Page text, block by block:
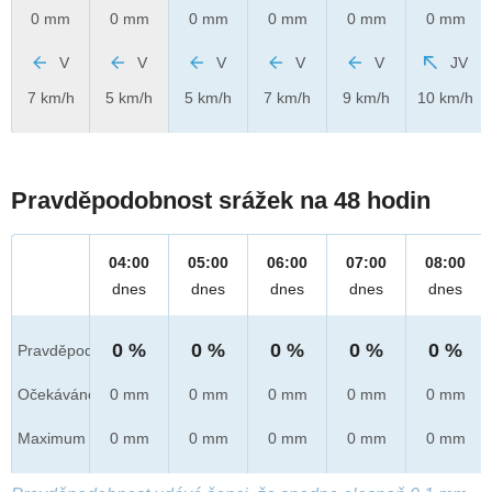
0 mm
V
7 km/h
0 mm
V
5 km/h
0 mm
V
5 km/h
0 mm
V
7 km/h
0 mm
V
9 km/h
0 mm
JV
10 km/h
Pravděpodobnost srážek na 48 hodin
Pravděpod.
Očekáváno
Maximum
04:00
dnes
0 %
0 mm
0 mm
05:00
dnes
0 %
0 mm
0 mm
06:00
dnes
0 %
0 mm
0 mm
07:00
dnes
0 %
0 mm
0 mm
08:00
dnes
0 %
0 mm
0 mm